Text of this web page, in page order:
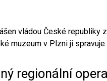
vládou České republiky
muzeum v Plzni ji spravuje.
regionální